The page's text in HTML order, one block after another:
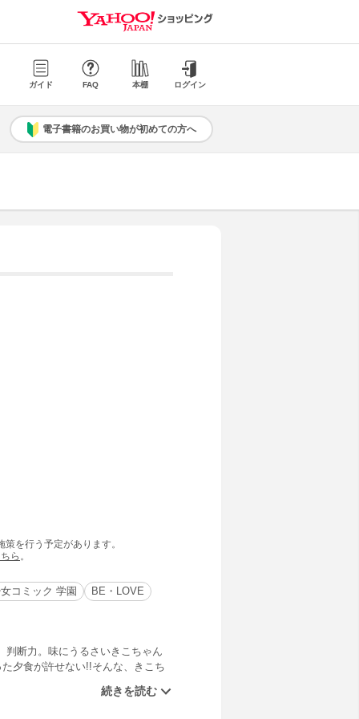
ガイド FAQ 本棚 ログイン
電子書籍のお買い物が初めての方へ
を行う予定があります。
ら 。
コミック 学園 BE・LOVE
判断力。味にうるさいきこちゃん
夕食が許せない!!そんな、きこち